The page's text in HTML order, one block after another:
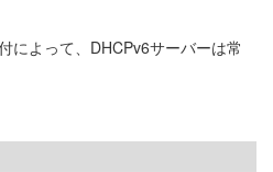
によって、DHCPv6サーバーは常